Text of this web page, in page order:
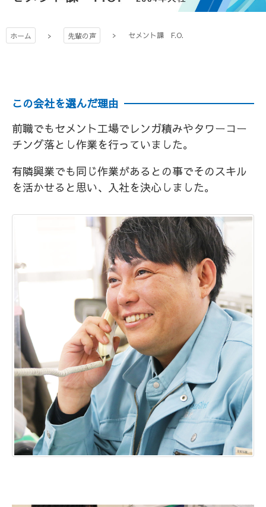
ホーム 先輩の声 セメント課 F.O.
この会社を選んだ理由
前職でもセメント工場でレンガ積みやタワーコー
チング落とし作業を行っていました。
有隣興業でも同じ作業があるとの事でそのスキル
を活かせると思い、入社を決心しました。